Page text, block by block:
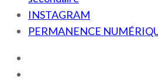
INSTAGRAM
PERMANENCE